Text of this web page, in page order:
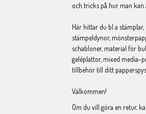
och tricks på hur man kan
Här hittar du bl a stämplar,
stämpeldynor,
schabloner, material för
geléplattor, mixed media-
tillbehör till ditt
Välkommen!
Om du vill göra en retur,